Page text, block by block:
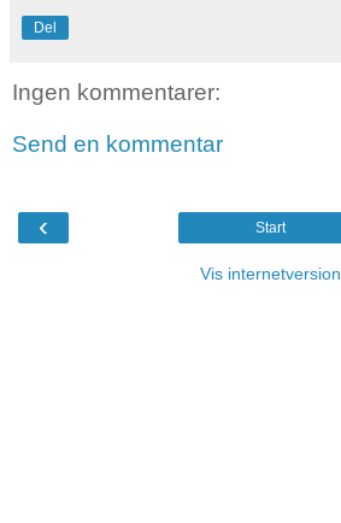
Del
Ingen kommentarer:
Send en kommentar
‹ Start
Vis internetversion